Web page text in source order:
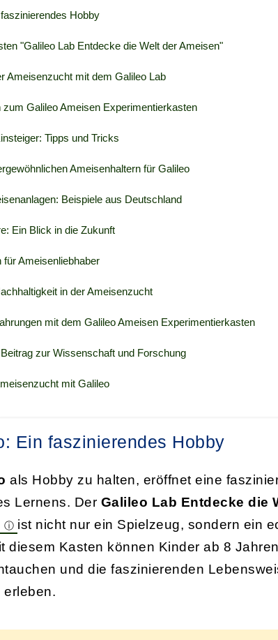
Hobby
"Galileo Lab Entdecke die Welt der Ameisen"
Ameisenzucht mit dem Galileo Lab
zum Galileo Ameisen Experimentierkasten
Tipps und Tricks
Ameisenhaltern für Galileo
Beispiele aus Deutschland
Ein Blick in die Zukunft
Ameisenliebhaber
in der Ameisenzucht
mit dem Galileo Ameisen Experimentierkasten
zur Wissenschaft und Forschung
mit Galileo
Ein faszinierendes Hobby
als Hobby zu halten, eröffnet eine
Lernens. Der Galileo Lab Entdecke die
ist nicht nur ein Spielzeug, sondern ein
diesem Kasten können Kinder ab 8
und die faszinierenden
erleben.